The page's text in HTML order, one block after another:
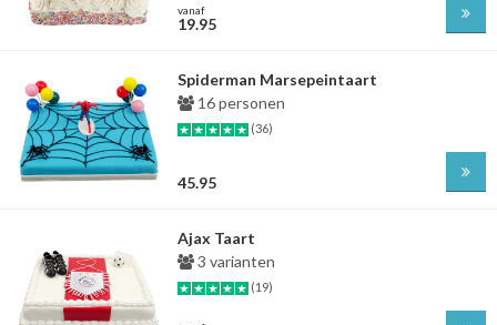
vanaf
19.95
Spiderman Marsepeintaart
16 personen
(36)
45.95
Ajax Taart
3 varianten
(19)